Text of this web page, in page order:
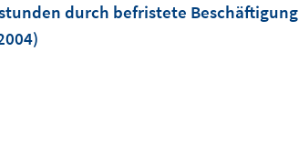
durch befristete Beschäftigung